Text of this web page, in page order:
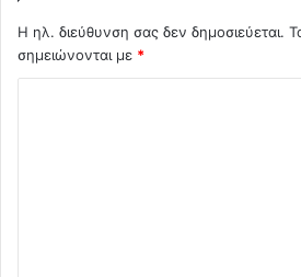
Η ηλ. διεύθυνση σας δεν δημοσιεύεται.
σημειώνονται με *